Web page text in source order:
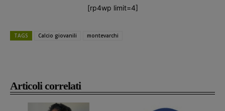
Articoli correlati
[rp4wp limit=4]
TAGS Calcio giovanili montevarchi